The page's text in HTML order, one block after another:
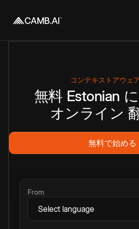
コンテキストアウェ
無料 Estonian に
オンライン
無料で始める
From